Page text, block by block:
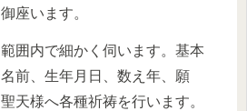
座います。
囲内で細かく伺います。基本
前、生年月日、数え年、願
天様へ各種祈祷を行います。